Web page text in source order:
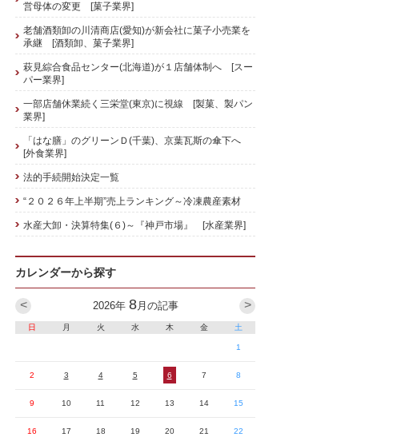
営母体の変更 [菓子業界]
老舗酒類卸の川清商店(愛知)が新会社に菓子小売業を
承継 [酒類卸、菓子業界]
萩見綜合食品センター(北海道)が１店舗体制へ [スー
パー業界]
一部店舗休業続く三栄堂(東京)に視線 [製菓、製パン
業界]
「はな膳」のグリーンＤ(千葉)、京葉瓦斯の傘下へ
[外食業界]
法的手続開始決定一覧
“２０２６年上半期”売上ランキング～冷凍農産素材
水産大卸・決算特集(６)～『神戸市場』 [水産業界]
カレンダーから探す
2026年 8月の記事 >
<
日 月 火 水 木 金 土
1
2 3 4 5 6 7 8
9 10 11 12 13 14 15
16 17 18 19 20 21 22